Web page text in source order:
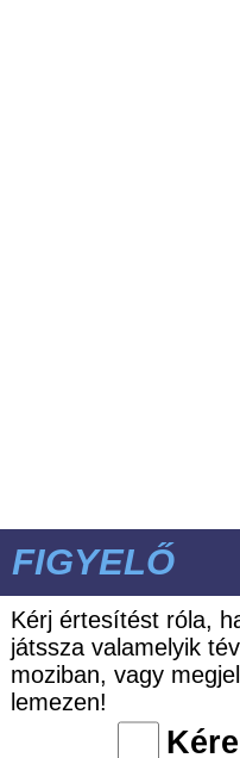
FIGYELŐ
Kérj értesítést róla,
játssza valamelyik
moziban, vagy
lemezen!